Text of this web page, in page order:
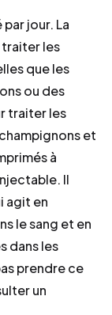
jour. La
les
que les
ou des
traiter les
et
à
Il
agit en
le sang et en
dans les
prendre ce
un